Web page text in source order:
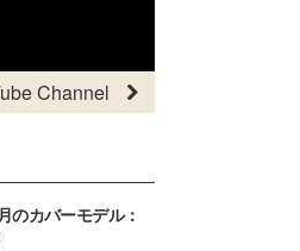
Channel
のカバーモデル：